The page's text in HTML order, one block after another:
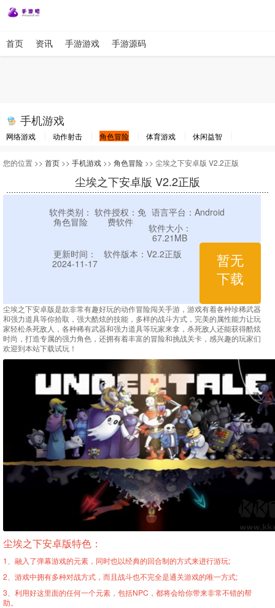
首页 资讯 手游游戏 手游源码
手机游戏
网络游戏 动作射击 角色冒险 体育游戏
休闲益智
您的位置 >> 首页 >> 手机游戏 >> 角色冒险 >> 尘埃之下安卓版 V2.2正版
尘埃之下安卓版 V2.2正版
软件类别：
角色冒险
软件授权：免
费软件
语言平台：Android
软件大小：
67.21MB
更新时间：
2024-11-17
软件版本：V2.2正版
暂无
下载
尘埃之下安卓版是款非常有趣好玩的动作冒险闯关手游，游戏有着各种珍稀武器
和强力道具等你拾取，强大酷炫的技能，多样的战斗方式，完美的属性能力让玩
家轻松杀死敌人，各种稀有武器和强力道具等玩家来拿，杀死敌人还能获得酷炫
时尚，打造专属的强力角色，还拥有着丰富的冒险和挑战关卡，感兴趣的玩家们
欢迎到本站下载试玩！
尘埃之下安卓版特色：
1、融入了弹幕游戏的元素，同时也以经典的回合制的方式来进行游玩;
2、游戏中拥有多种对战方式，而且战斗也不完全是通关游戏的唯一方式;
3、利用好这里面的任何一个元素，包括NPC，都将会给你带来非常不错的帮
助。